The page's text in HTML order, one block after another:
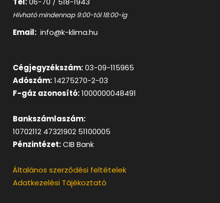
Hívható mindennap 9:00-tól 18:00-ig
Email: info@k-klima.hu
Cégjegyzékszám:03-09-115965
Adószám:14275270-2-03
F-gáz azonosító:1000000048491
Bankszámlaszám:
10702112 47321902 51100005
Pénzintézet:CIB Bank
Általános szerződési feltételek
Adatkezelési Tájékoztató